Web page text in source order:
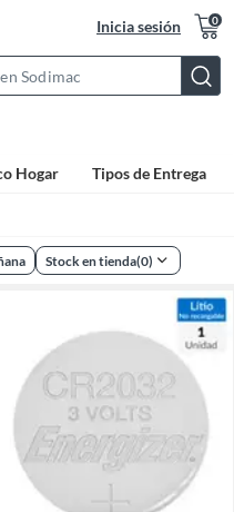
Inicia sesión 0
Bar
Hogar Tipos de Entrega
Stock en tienda(0)